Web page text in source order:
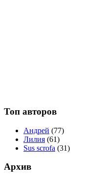
Топ авторов
Андрей (77)
Лилия (61)
Sus scrofa (31)
Архив